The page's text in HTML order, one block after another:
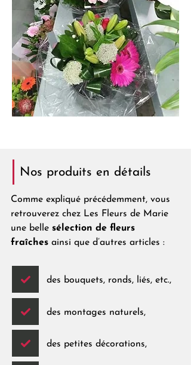
Nos produits en détails
Comme expliqué précédemment, vous
retrouverez chez Les Fleurs de Marie
une belle sélection de fleurs
fraîches ainsi que d’autres articles :
des bouquets, ronds, liés, etc.,
des montages naturels,
des petites décorations,